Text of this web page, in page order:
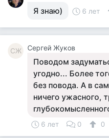
Я знаю) 6 лет
СЖ Сергей Жуков
Поводом
угодно... Более
без повода. А в
ничего ужасного,
6 лет 0 0